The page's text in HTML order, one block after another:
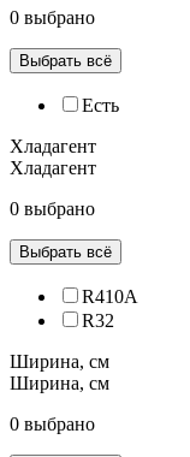
0 выбрано
Выбрать всё
Есть
Хладагент
Хладагент
0 выбрано
Выбрать всё
R410A
R32
Ширина, см
Ширина, см
0 выбрано